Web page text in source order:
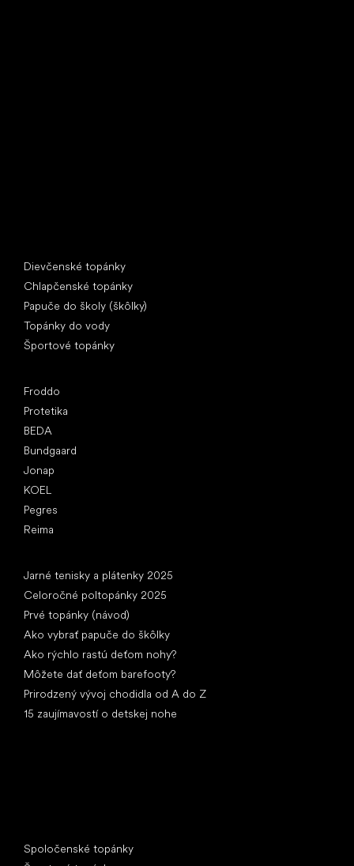
Dievčenské topánky
Chlapčenské topánky
Papuče do školy (škôlky)
Topánky do vody
Športové topánky
Froddo
Protetika
BEDA
Bundgaard
Jonap
KOEL
Pegres
Reima
Jarné tenisky a plátenky 2025
Celoročné poltopánky 2025
Prvé topánky (návod)
Ako vybrať papuče do škôlky
Ako rýchlo rastú deťom nohy?
Môžete dať deťom barefooty?
Prirodzený vývoj chodidla od A do Z
15 zaujímavostí o detskej nohe
Spoločenské topánky